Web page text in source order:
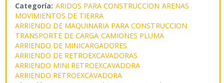
Categoría: ARIDOS PARA CONSTRUCCION ARENAS
MOVIMIENTOS DE TIERRA
ARRIENDO DE MAQUINARIA PARA CONSTRUCCION
TRANSPORTE DE CARGA CAMIONES PLUMA
ARRIENDO DE MINICARGADORES
ARRIENDO DE RETROEXCAVADORAS
ARRIENDO MINI RETROEXCAVADORA
ARRIENDO RETROEXCAVADORA